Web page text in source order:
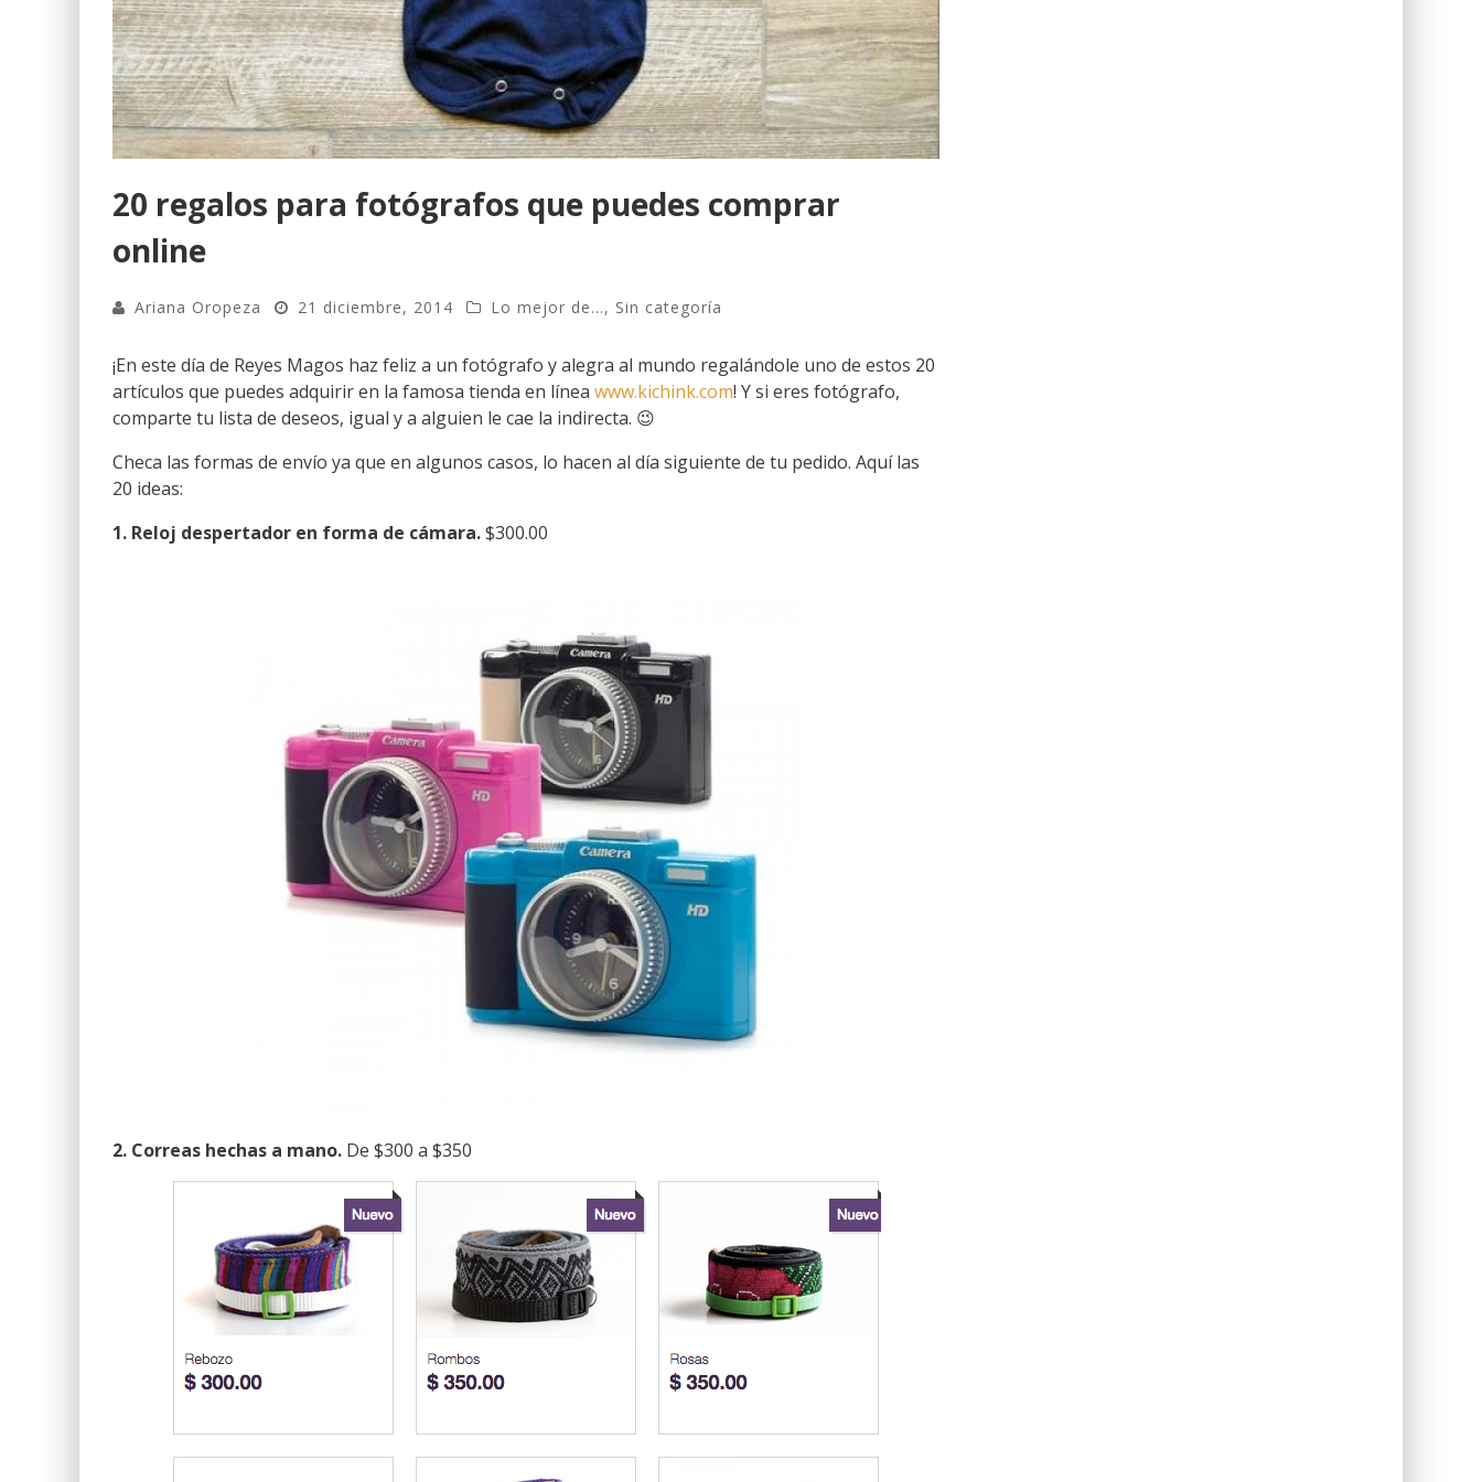
20 regalos para fotógrafos que puedes comprar
online
Ariana Oropeza 21 diciembre, 2014 Lo mejor de..., Sin categoría
¡En este día de Reyes Magos haz feliz a un fotógrafo y alegra al mundo regalándole uno de estos 20
artículos que puedes adquirir en la famosa tienda en línea www.kichink.com! Y si eres fotógrafo,
comparte tu lista de deseos, igual y a alguien le cae la indirecta. 😉
Checa las formas de envío ya que en algunos casos, lo hacen al día siguiente de tu pedido. Aquí las
20 ideas:
1. Reloj despertador en forma de cámara.$300.00
2. Correas hechas a mano. De $300 a $350